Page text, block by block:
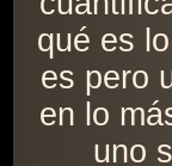
qué es
es pero
en lo
uno